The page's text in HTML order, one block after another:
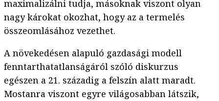
maximalizálni tudja, másoknak viszont olyan
nagy károkat okozhat, hogy az a termelés
összeomlásához vezethet.
A növekedésen alapuló gazdasági modell
fenntarthatatlanságáról szóló diskurzus
egészen a 21. századig a felszín alatt maradt.
Mostanra viszont egyre világosabban látszik,